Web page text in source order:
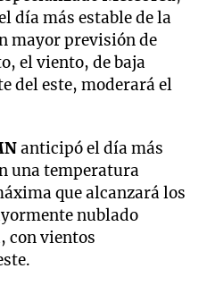
día más estable de la
mayor previsión de
el viento, de baja
del este, moderará el
anticipó el día más
una temperatura
que alcanzará los
nublado
con vientos